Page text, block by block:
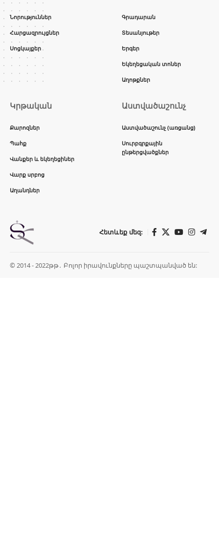
Նորություններ
Հարցազրույցներ
Սոցկայքեր
Գրադարան
Տեսանյութեր
Երգեր
Եկեղեցական տոներ
Աղոթքներ
Կրթական
Քարոզներ
Պահք
Վանքեր և եկեղեցիներ
Վարք սրբոց
Աղանդներ
Աստվածաշունչ
Աստվածաշունչ (առցանց)
Սուրբգրքային
ընթերցվածքներ
Հետևեք մեզ:
© 2014 - 2022թթ․ Բոլոր իրավունքները պաշտպանված են: